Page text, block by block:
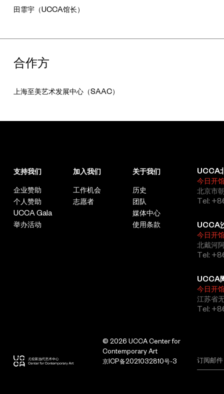
田霏宇（UCCA馆长）
合作方
上海至美艺术发展中心（SAAC）
支持我们
企业赞助
个人赞助
UCCA Gala
举办活动
加入我们
工作机会
志愿者
关于我们
历史
团队
媒体中心
使用条款
UCCA
今日开
北京市
Tel:
UCCA
今日开
北戴河
Tel:
UCCA
今日开
江苏省
Tel:
© 2026 UCCA Center for
Contemporary Art
京ICP备2021032810号-3